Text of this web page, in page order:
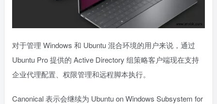
对于管理 Windows 和 Ubuntu 混合环境的用户来说，通过
Ubuntu Pro 提供的 Active Directory 组策略客户端现在支持
企业代理配置、权限管理和远程脚本执行。
Canonical 表示会继续为 Ubuntu on Windows Subsystem for